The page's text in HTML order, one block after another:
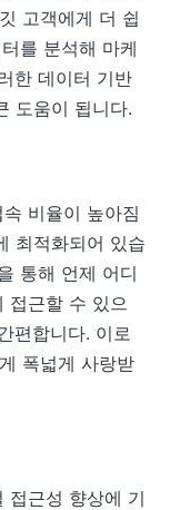
고객에게 더 쉽
를 분석해 마케
한 데이터 기반
도움이 됩니다.
비율이 높아짐
최적화되어 있습
통해 언제 어디
접근할 수 있으
편합니다. 이로
폭넓게 사랑받
접근성 향상에 기